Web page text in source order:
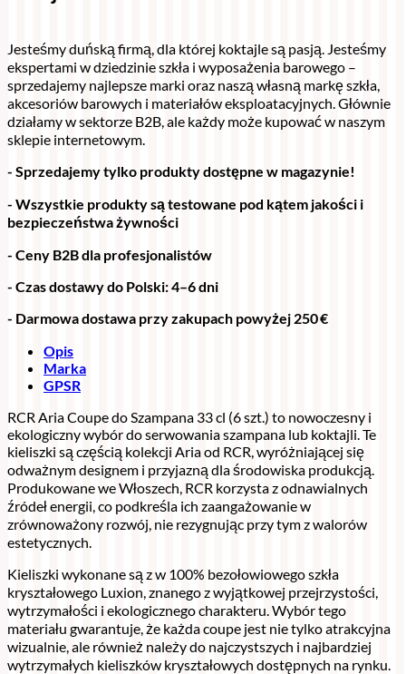
Jesteśmy duńską firmą, dla której koktajle są pasją. Jesteśmy
ekspertami w dziedzinie szkła i wyposażenia barowego –
sprzedajemy najlepsze marki oraz naszą własną markę szkła,
akcesoriów barowych i materiałów eksploatacyjnych. Głównie
działamy w sektorze B2B, ale każdy może kupować w naszym
sklepie internetowym.
- Sprzedajemy tylko produkty dostępne w magazynie!
- Wszystkie produkty są testowane pod kątem jakości i
bezpieczeństwa żywności
- Ceny B2B dla profesjonalistów
- Czas dostawy do Polski: 4–6 dni
- Darmowa dostawa przy zakupach powyżej 250 €
Opis
Marka
GPSR
RCR Aria Coupe do Szampana 33 cl (6 szt.) to nowoczesny i
ekologiczny wybór do serwowania szampana lub koktajli. Te
kieliszki są częścią kolekcji Aria od RCR, wyróżniającej się
odważnym designem i przyjazną dla środowiska produkcją.
Produkowane we Włoszech, RCR korzysta z odnawialnych
źródeł energii, co podkreśla ich zaangażowanie w
zrównoważony rozwój, nie rezygnując przy tym z walorów
estetycznych.
Kieliszki wykonane są z w 100% bezołowiowego szkła
kryształowego Luxion, znanego z wyjątkowej przejrzystości,
wytrzymałości i ekologicznego charakteru. Wybór tego
materiału gwarantuje, że każda coupe jest nie tylko atrakcyjna
wizualnie, ale również należy do najczystszych i najbardziej
wytrzymałych kieliszków kryształowych dostępnych na rynku.